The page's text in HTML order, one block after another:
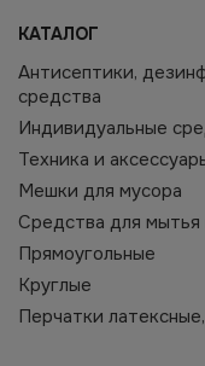
КАТАЛОГ
Антисептики,
средства
Индивидуальные
Техника и
Мешки для мусора
Средства для мытья
Прямоугольные
Круглые
Перчатки